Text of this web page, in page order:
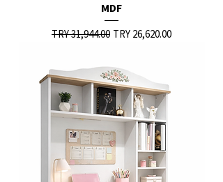
MDF
Regular Price
TRY 31,944.00 Sale Price
TRY 26,620.00